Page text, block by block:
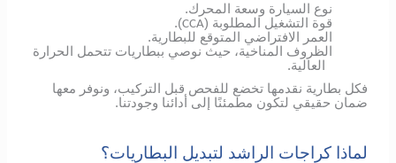
نوع السيارة وسعة المحرك.
قوة التشغيل المطلوبة (CCA
).
العمر الافتراضي المتوقع للبطارية.
الظروف المناخية، حيث نوصي ببطاريات تتحمل الحرارة
العالية.
فكل بطارية نقدمها تخضع للفحص قبل التركيب، ونوفر معها
ضمان حقيقي لتكون مطمئنًا إلى أدائنا وجودتنا.
لماذا كراجات الراشد لتبديل البطاريات؟